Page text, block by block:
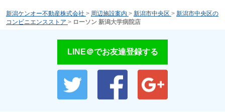
新潟ケンオー不動産株式会社 > 周辺施設案内 > 新潟市中央区 > 新潟市中央区の
コンビニエンスストア > ローソン 新潟大学病院店
LINE＠でお友達登録する